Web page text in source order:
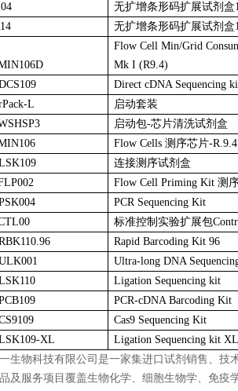
无扩增条形码扩展试剂盒
无扩增条形码扩展试剂盒
Flow Cell Min/Grid
Mk I (R9.4)
Direct cDNA Sequencing
L
启动套装
启动包-芯片清洗试剂盒
Flow Cells 测序芯片-R.9.4
连接测序试剂盒
Flow Cell Priming Kit 测
PCR Sequencing Kit
标准控制实验扩展包
Rapid Barcoding Kit 96
Ultra-long DNA
Ligation Sequencing kit
PCR-cDNA Barcoding Kit
Cas9 Sequencing Kit
XL
Ligation Sequencing kit XL
生物科技有限公司是一家集进口试剂销售、
及服务项目覆盖生物化学、细胞生物学、免疫